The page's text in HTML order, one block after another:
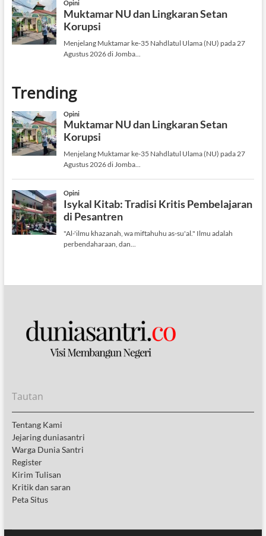
Trending
Tautan
Tentang Kami
Jejaring duniasantri
Warga Dunia Santri
Register
Kirim Tulisan
Kritik dan saran
Peta Situs